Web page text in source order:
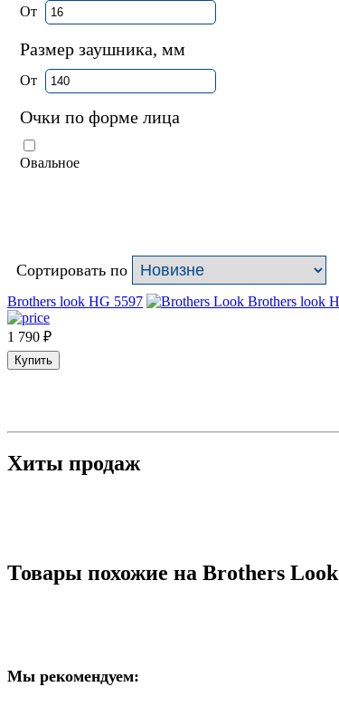
От
Размер заушника, мм
От
Очки по форме лица
Овальное
Сортировать по
Brothers look HG 5597
1 790 ₽
Купить
Хиты продаж
Товары похожие на Brothers Look
Мы рекомендуем: